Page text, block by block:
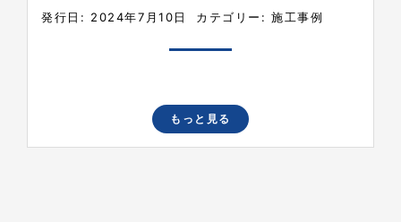
発行日: 2024年7月10日 カテゴリー:施工事例
もっと見る